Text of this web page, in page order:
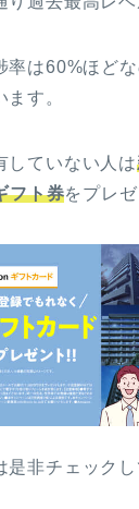
率は60%ほど
す。
していない人は
フト券をプレゼ
是非チェック